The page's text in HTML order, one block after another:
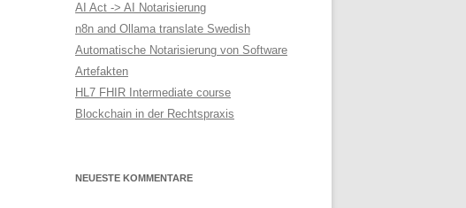
AI Act -> AI Notarisierung
n8n and Ollama translate Swedish
Automatische Notarisierung von Software
Artefakten
HL7 FHIR Intermediate course
Blockchain in der Rechtspraxis
NEUESTE KOMMENTARE